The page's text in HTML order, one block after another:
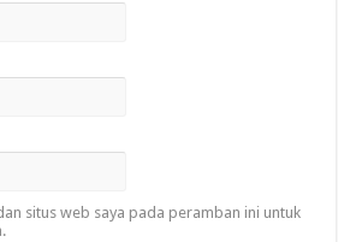
situs web saya pada peramban ini untuk